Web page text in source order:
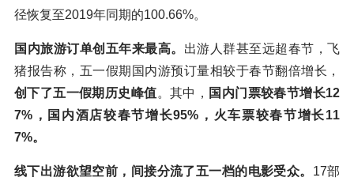
径恢复至2019年同期的100.66%。
国内旅游订单创五年来最高。 出游人群甚至远超春节，飞
猪报告称，五一假期国内游预订量相较于春节翻倍增长，
创下了五一假期历史峰值。其中， 国内门票较春节增长12
7%，国内酒店较春节增长95%，火车票较春节增长11
7%。
线下出游欲望空前，间接分流了五一档的电影受众。 17部